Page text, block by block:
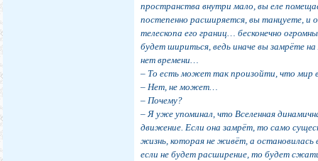
пространства внутри мало, вы еле
постепенно расширяется, вы танцуете,
телескопа его границ… бесконечно
будет шириться, ведь иначе вы замрёте
нет времени…
– То есть может так произойти, что мир
– Нет, не может…
– Почему?
– Я уже упоминал, что Вселенная
движение. Если она замрёт, то само
жизнь, которая не живёт, а
если не будет расширение, то будет